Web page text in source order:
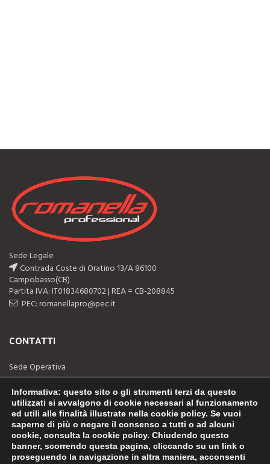
Sede Legale
Contrada Coste di Oratino 13/A 86100
Campobasso(CB)
Partita IVA: IT01834680702 | REA = CB-208845
PEC: romanellapro@pec.it
CONTATTI
Sede Operativa
Via Contrada Selvapiana 19
86100 Campobasso(CB)
Telefono: (+39) 0874-311044
Email: info@romanellapro.com
Informativa: questo sito o gli strumenti terzi da questo
utilizzati si avvalgono di cookie necessari al funzionamento
ed utili alle finalità illustrate nella cookie policy. Se vuoi
saperne di più o negare il consenso a tutti o ad alcuni
cookie, consulta la cookie policy. Chiudendo questo
banner, scorrendo questa pagina, cliccando su un link o
proseguendo la navigazione in altra maniera, acconsenti